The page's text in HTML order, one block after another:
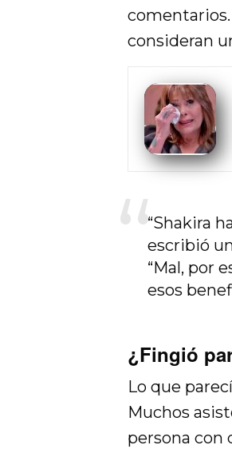
consideran
“Shakira
escribió
“Mal, por
esos
¿Fingió
Lo que
Muchos
persona con